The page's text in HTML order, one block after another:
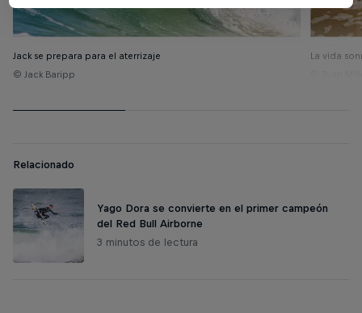
Jack se prepara para el aterrizaje
© Jack Baripp
La vida
Relacionado
Yago Dora se convierte en el primer campeón
del Red Bull Airborne
3 minutos de lectura